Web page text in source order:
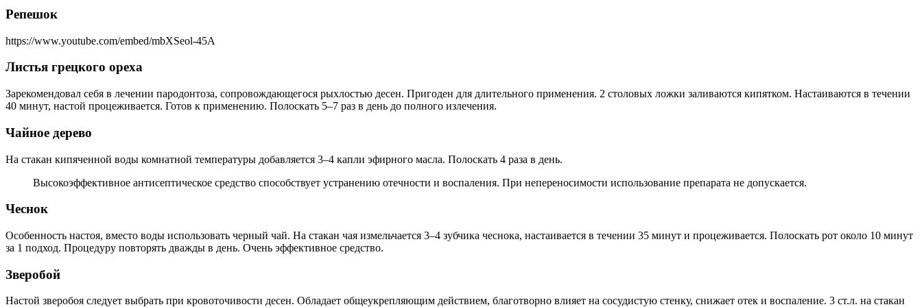
Репешок
https://www.youtube.com/embed/mbXSeol-45A
Листья грецкого ореха
Зарекомендовал себя в лечении пародонтоза, сопровождающегося рыхлостью десен. Пригоден для длительного применения. 2 столовых ложки заливаются кипятком. Настаиваются в течении
40 минут, настой процеживается. Готов к применению. Полоскать 5–7 раз в день до полного излечения.
Чайное дерево
На стакан кипяченной воды комнатной температуры добавляется 3–4 капли эфирного масла. Полоскать 4 раза в день.
Высокоэффективное антисептическое средство способствует устранению отечности и воспаления. При непереносимости использование препарата не допускается.
Чеснок
Особенность настоя, вместо воды использовать черный чай. На стакан чая измельчается 3–4 зубчика чеснока, настаивается в течении 35 минут и процеживается. Полоскать рот около 10 минут
за 1 подход. Процедуру повторять дважды в день. Очень эффективное средство.
Зверобой
Настой зверобоя следует выбрать при кровоточивости десен. Обладает общеукрепляющим действием, благотворно влияет на сосудистую стенку, снижает отек и воспаление. 3 ст.л. на стакан